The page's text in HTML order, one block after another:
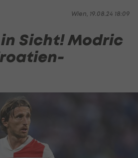
Wien, 19.08.24 18:09
in Sicht! Modric